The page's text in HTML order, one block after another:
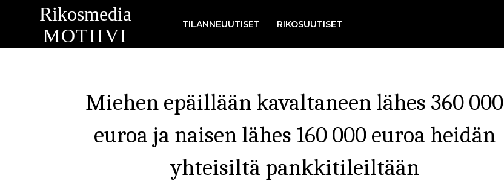
Rikosmedia
MOTIIVI
TILANNEUUTISET RIKOSUUTISET
Miehen epäillään kavaltaneen lähes 360 000
euroa ja naisen lähes 160 000 euroa heidän
yhteisiltä pankkitileiltään